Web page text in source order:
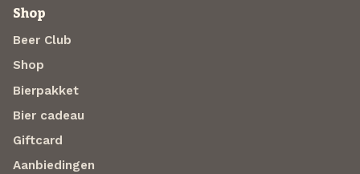
Shop
Beer Club
Shop
Bierpakket
Bier cadeau
Giftcard
Aanbiedingen